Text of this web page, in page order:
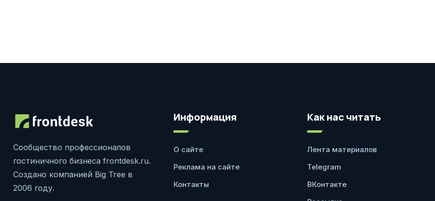
Сообщество профессионалов
гостиничного бизнеса frontdesk.ru.
Создано компанией Big Tree в
2006 году.
Информация
О сайте
Реклама на сайте
Контакты
Как нас читать
Лента материалов
Telegram
ВКонтакте